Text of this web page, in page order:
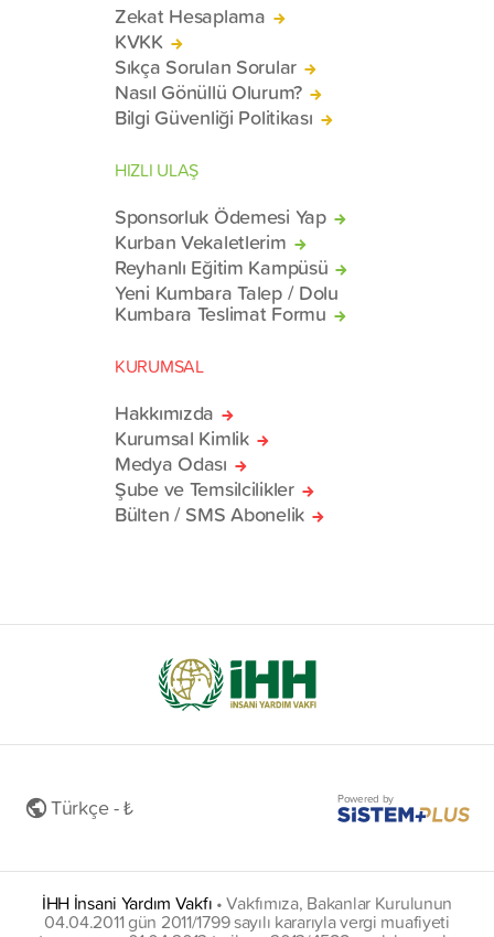
Zekat Hesaplama
KVKK
Sıkça Sorulan Sorular
Nasıl Gönüllü Olurum?
Bilgi Güvenliği Politikası
HIZLI ULAŞ
Sponsorluk Ödemesi Yap
Kurban Vekaletlerim
Reyhanlı Eğitim Kampüsü
Yeni Kumbara Talep / Dolu
Kumbara Teslimat Formu
KURUMSAL
Hakkımızda
Kurumsal Kimlik
Medya Odası
Şube ve Temsilcilikler
Bülten / SMS Abonelik
Türkçe - ₺ Powered by
İHH İnsani Yardım Vakfı •Vakfımıza, Bakanlar Kurulunun
04.04.2011 gün 2011/1799 sayılı kararıyla vergi muafiyeti